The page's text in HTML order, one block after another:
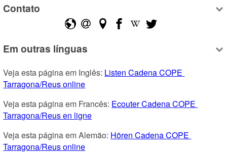
Contato
Em outras línguas
Veja esta página em Inglês: Listen Cadena COPE
Tarragona/Reus online
Veja esta página em Francês: Ecouter Cadena COPE
Tarragona/Reus en ligne
Veja esta página em Alemão: Hören Cadena COPE
Tarragona/Reus online